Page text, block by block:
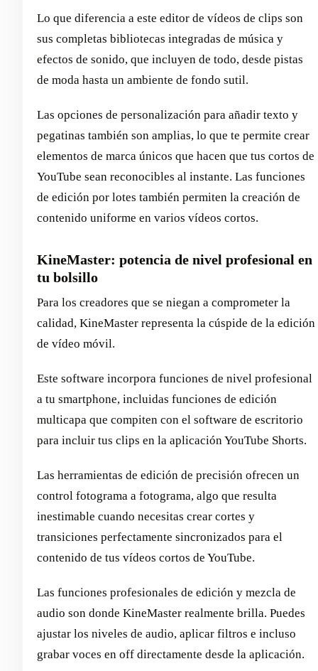
Lo que diferencia a este editor de vídeos de clips son
sus completas bibliotecas integradas de música y
efectos de sonido, que incluyen de todo, desde pistas
de moda hasta un ambiente de fondo sutil.
Las opciones de personalización para añadir texto y
pegatinas también son amplias, lo que te permite crear
elementos de marca únicos que hacen que tus cortos de
YouTube sean reconocibles al instante. Las funciones
de edición por lotes también permiten la creación de
contenido uniforme en varios vídeos cortos.
KineMaster: potencia de nivel profesional en
tu bolsillo
Para los creadores que se niegan a comprometer la
calidad, KineMaster representa la cúspide de la edición
de vídeo móvil.
Este software incorpora funciones de nivel profesional
a tu smartphone, incluidas funciones de edición
multicapa que compiten con el software de escritorio
para incluir tus clips en la aplicación YouTube Shorts.
Las herramientas de edición de precisión ofrecen un
control fotograma a fotograma, algo que resulta
inestimable cuando necesitas crear cortes y
transiciones perfectamente sincronizados para el
contenido de tus vídeos cortos de YouTube.
Las funciones profesionales de edición y mezcla de
audio son donde KineMaster realmente brilla. Puedes
ajustar los niveles de audio, aplicar filtros e incluso
grabar voces en off directamente desde la aplicación.